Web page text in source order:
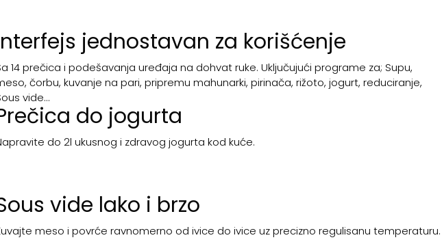
jednostavan za korišćenje
14 prečica i podešavanja uređaja na dohvat ruke. Uključujući programe za; Supu,
čorbu, kuvanje na pari, pripremu mahunarki, pirinača, rižoto, jogurt, reduciranje,
vide...
do jogurta
do 2l ukusnog i zdravog jogurta kod kuće.
vide lako i brzo
meso i povrće ravnomerno od ivice do ivice uz precizno regulisanu temperaturu.